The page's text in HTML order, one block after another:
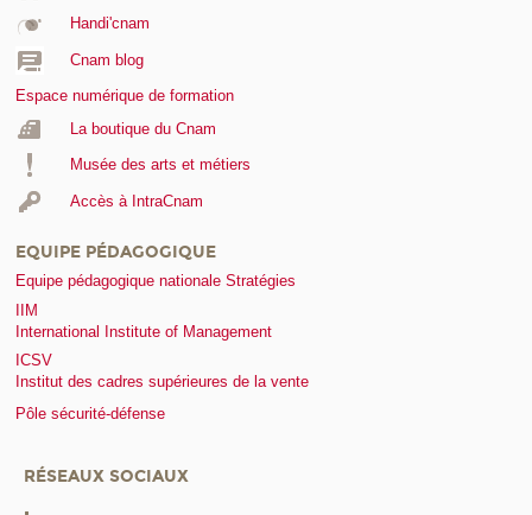
Handi'cnam
Cnam blog
Espace numérique de formation
La boutique du Cnam
Musée des arts et métiers
Accès à IntraCnam
EQUIPE PÉDAGOGIQUE
Equipe pédagogique nationale Stratégies
IIM
International Institute of Management
ICSV
Institut des cadres supérieures de la vente
Pôle sécurité-défense
RÉSEAUX SOCIAUX